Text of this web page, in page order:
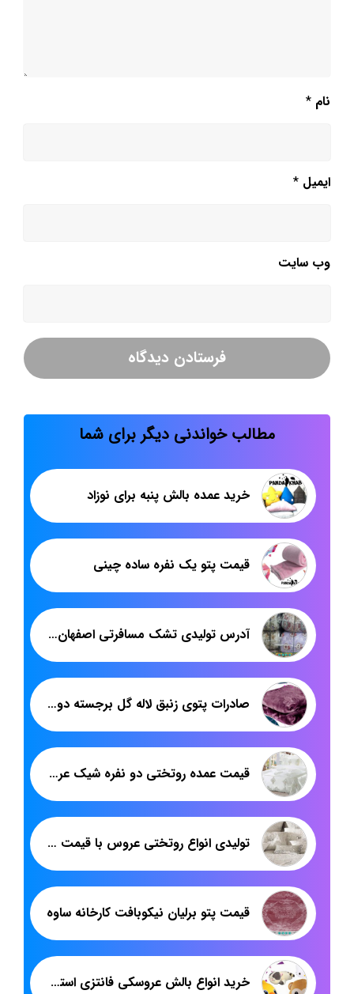
نام *
ایمیل *
وب‌ سایت
مطالب خواندنی دیگر برای شما
خرید عمده بالش پنبه برای نوزاد
قیمت پتو یک نفره ساده چینی
آدرس تولیدی تشک مسافرتی اصفهان شرکت پاندا
صادرات پتوی زنبق لاله گل برجسته دونفره
قیمت عمده روتختی دو نفره شیک عروس
تولیدی انواع روتختی عروس با قیمت بی واسطه
قیمت پتو برلیان نیکوبافت کارخانه ساوه
خرید انواع بالش عروسکی فانتزی استیکر